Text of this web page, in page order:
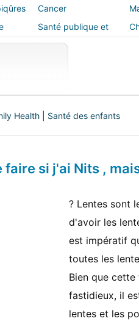
Cancer
Santé publique et
sécurité
Health Santé des enfants
faire si j'ai Nits ,
? Lentes sont
d'avoir les
est impératif
toutes les
Bien que
fastidieux, il
lentes et les